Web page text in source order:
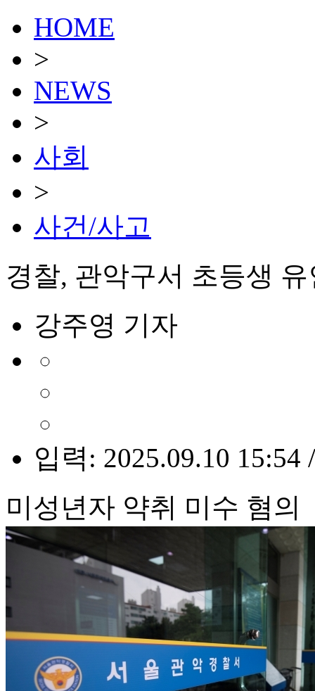
HOME
>
NEWS
>
사회
>
사건/사고
경찰, 관악구서 초등생
강주영 기자
입력: 2025.09.10 15:54
미성년자 약취 미수 혐의